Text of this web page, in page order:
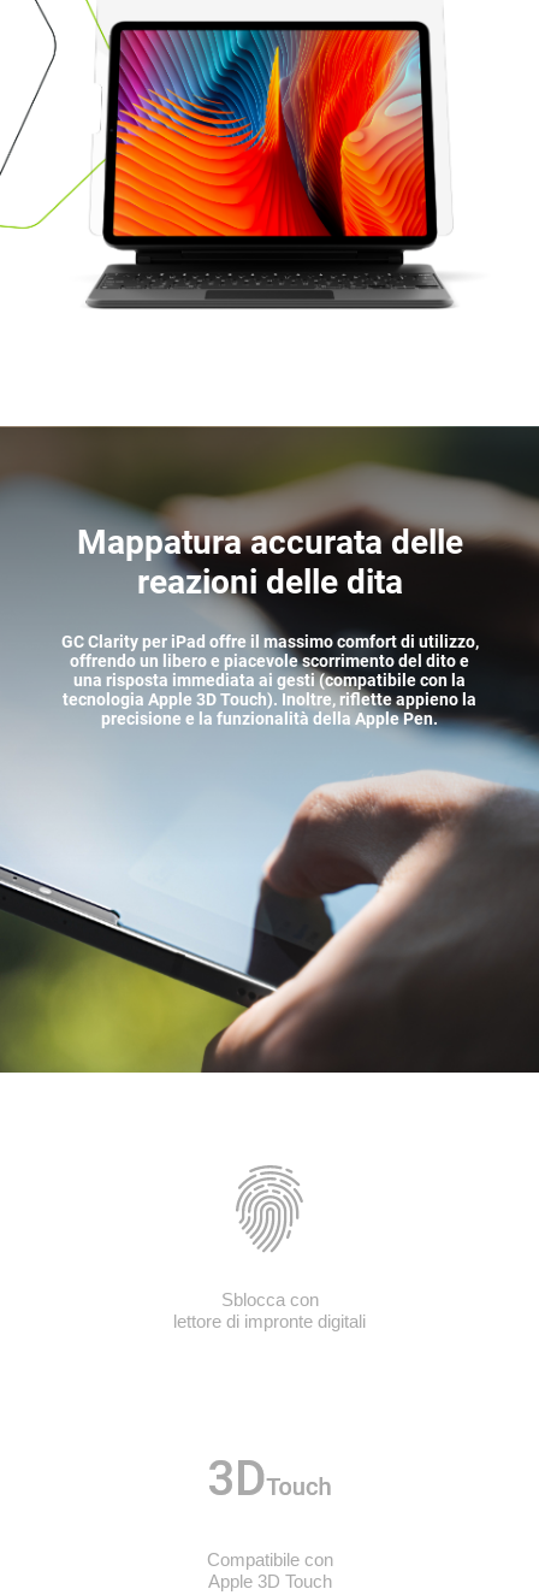
Mappatura accurata delle
reazioni delle dita
GC Clarity per iPad offre il massimo comfort di utilizzo,
offrendo un libero e piacevole scorrimento del dito e
una risposta immediata ai gesti (compatibile con la
tecnologia Apple 3D Touch). Inoltre, riflette appieno la
precisione e la funzionalità della Apple Pen.
Sblocca con
lettore di impronte digitali
Compatibile con
Apple 3D Touch